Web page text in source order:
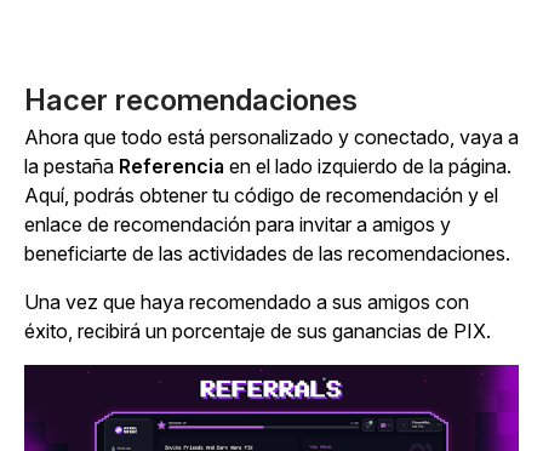
Hacer recomendaciones
Ahora que todo está personalizado y conectado, vaya a
la pestaña Referencia en el lado izquierdo de la página.
Aquí, podrás obtener tu código de recomendación y el
enlace de recomendación para invitar a amigos y
beneficiarte de las actividades de las recomendaciones.
Una vez que haya recomendado a sus amigos con
éxito, recibirá un porcentaje de sus ganancias de PIX.